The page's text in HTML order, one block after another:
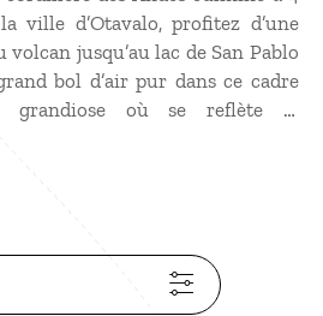
ville d’Otavalo, profitez d’une
jusqu’au lac de San Pablo
bol d’air pur dans ce cadre
grandiose où se reflète la
les eaux translucides du lac.